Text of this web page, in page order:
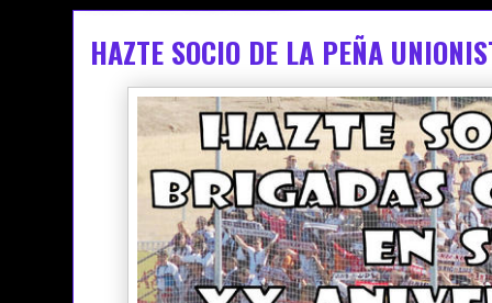
HAZTE SOCIO DE LA PEÑA